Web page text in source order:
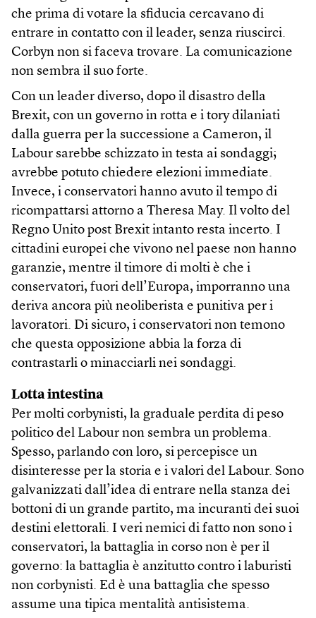
che prima di votare la sfiducia cercavano di
entrare in contatto con il leader, senza riuscirci.
Corbyn non si faceva trovare. La comunicazione
non sembra il suo forte.
Con un leader diverso, dopo il disastro della
Brexit, con un governo in rotta e i tory dilaniati
dalla guerra per la successione a Cameron, il
Labour sarebbe schizzato in testa ai sondaggi;
avrebbe potuto chiedere elezioni immediate.
Invece, i conservatori hanno avuto il tempo di
ricompattarsi attorno a Theresa May. Il volto del
Regno Unito post Brexit intanto resta incerto. I
cittadini europei che vivono nel paese non hanno
garanzie, mentre il timore di molti è che i
conservatori, fuori dell’Europa, imporranno una
deriva ancora più neoliberista e punitiva per i
lavoratori. Di sicuro, i conservatori non temono
che questa opposizione abbia la forza di
contrastarli o minacciarli nei sondaggi.
Lotta intestina
Per molti corbynisti, la graduale perdita di peso
politico del Labour non sembra un problema.
Spesso, parlando con loro, si percepisce un
disinteresse per la storia e i valori del Labour. Sono
galvanizzati dall’idea di entrare nella stanza dei
bottoni di un grande partito, ma incuranti dei suoi
destini elettorali. I veri nemici di fatto non sono i
conservatori, la battaglia in corso non è per il
governo: la battaglia è anzitutto contro i laburisti
non corbynisti. Ed è una battaglia che spesso
assume una tipica mentalità antisistema.